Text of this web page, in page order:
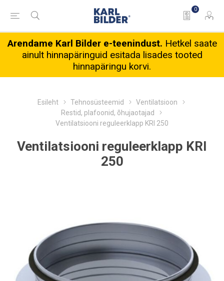
0
Arendame Karl Bilder e-teenindust. Hetkel saate
ainult hinnapäringuid esitada lisades tooted
hinnapäringu korvi.
Esileht Tehnosüsteemid
Ventilatsioon
Restid, plafoonid, õhujaotajad
Ventilatsiooni reguleerklapp KRI 250
Ventilatsiooni reguleerklapp KRI
250